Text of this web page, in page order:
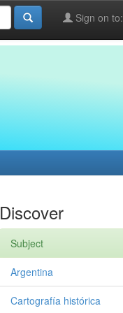
Sign on to:
Discover
Subject
Argentina
Cartografía histórica